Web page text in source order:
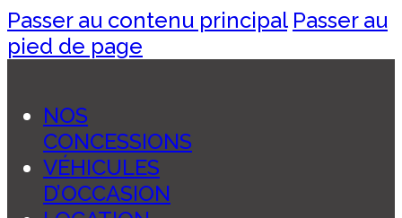
Passer au contenu principal Passer au
pied de page
NOS
CONCESSIONS
VÉHICULES
D’OCCASION